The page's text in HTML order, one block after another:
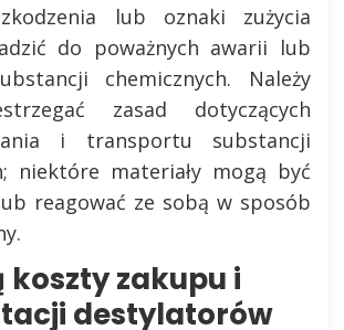
lub oznaki zużycia
do poważnych awarii lub
chemicznych. Należy
zasad dotyczących
i transportu substancji
niektóre materiały mogą być
reagować ze sobą w sposób
koszty zakupu i
destylatorów